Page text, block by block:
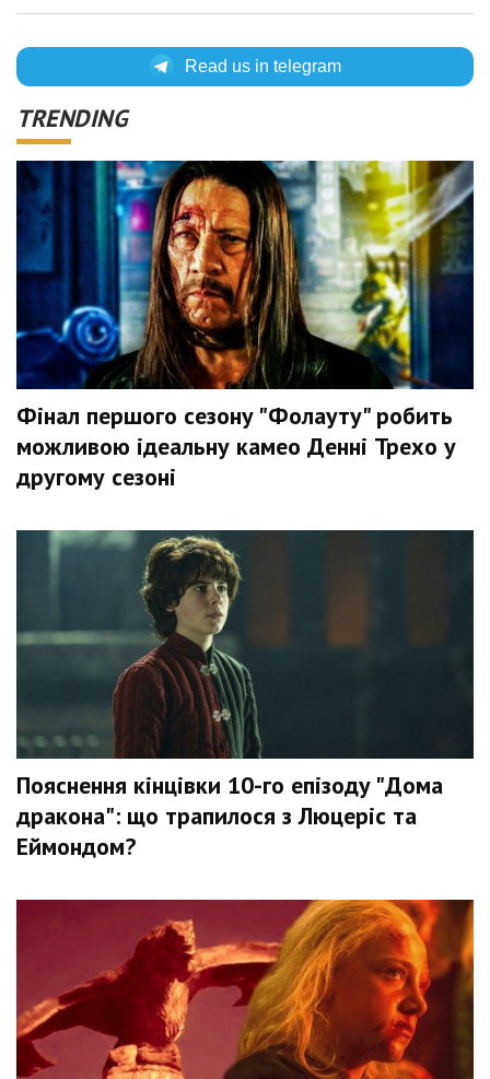
Read us in telegram
TRENDING
Фінал першого сезону "Фолауту" робить
можливою ідеальну камео Денні Трехо у
другому сезоні
Пояснення кінцівки 10-го епізоду "Дома
дракона": що трапилося з Люцеріс та
Еймондом?